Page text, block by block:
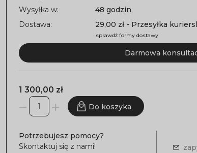
Wysyłka w:
48 godzin
Dostawa:
29,00 zł - Przesyłka
sprawdź formy dostawy
Darmowa
1 300,00 zł
Do koszyka
Potrzebujesz pomocy?
Skontaktuj się z nami!